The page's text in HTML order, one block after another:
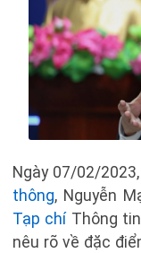
Ngày 07/02/
thông, Nguyễn
Tạp chí Thông
nêu rõ về đặc